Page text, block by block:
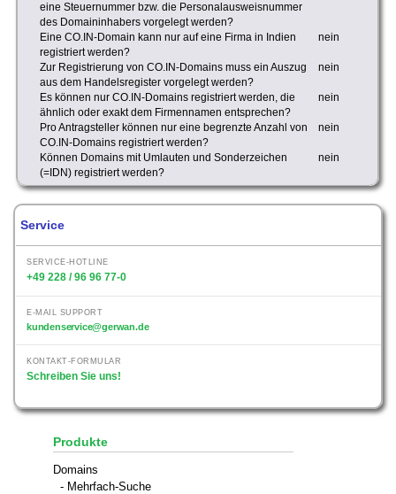
eine Steuernummer bzw. die Personalausweisnummer
des Domaininhabers vorgelegt werden?
Eine CO.IN-Domain kann nur auf eine Firma in Indien
registriert werden?
nein
Zur Registrierung von CO.IN-Domains muss ein Auszug
aus dem Handelsregister vorgelegt werden?
nein
Es können nur CO.IN-Domains registriert werden, die
ähnlich oder exakt dem Firmennamen entsprechen?
nein
Pro Antragsteller können nur eine begrenzte Anzahl von
CO.IN-Domains registriert werden?
nein
Können Domains mit Umlauten und Sonderzeichen
(=IDN) registriert werden?
nein
Service
SERVICE-HOTLINE
+49 228 / 96 96 77-0
E-MAIL SUPPORT
kundenservice@gerwan.de
KONTAKT-FORMULAR
Schreiben Sie uns!
Produkte
Domains
- Mehrfach-Suche